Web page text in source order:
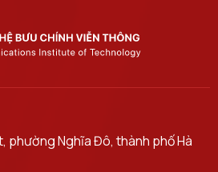
phường Nghĩa Đô, thành phố Hà